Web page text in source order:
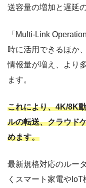
送容量の増加と遅延
「Multi-Link
時に活用できるほか
情報量が増え、より
ます。
これにより、4K/8K
ルの転送、クラウド
めます。
最新規格対応のルー
くスマート家電や